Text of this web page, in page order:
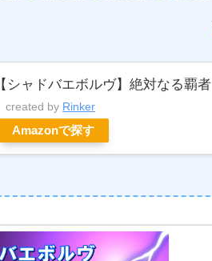
【シャドバエボルヴ】絶対なる覇者
created by Rinker
Amazonで探す